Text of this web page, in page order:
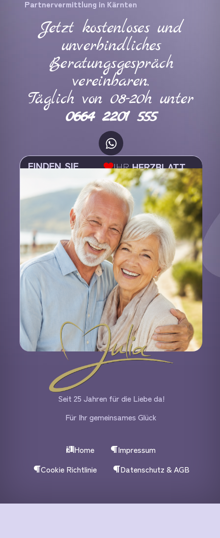
Partnervermittlung in Kärnten
Jetzt kostenloses und
unverbindliches
Beratungsgespräch
vereinbaren.
Täglich von 08-20h unter
0664 2201 555
FINDEN SIE IHRHERZBLATT
Seit 25 Jahren für die Liebe da!
Für Ihr gemeinsames Glück
Home
Impressum
Cookie Richtlinie
Datenschutz & AGB